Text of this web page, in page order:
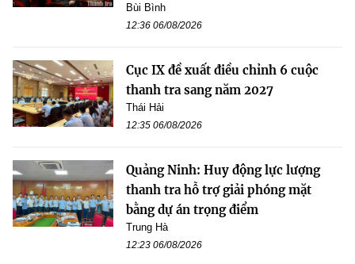
Bùi Bình
12:36 06/08/2026
Cục IX đề xuất điều chỉnh 6 cuộc
thanh tra sang năm 2027
Thái Hải
12:35 06/08/2026
Quảng Ninh: Huy động lực lượng
thanh tra hỗ trợ giải phóng mặt
bằng dự án trọng điểm
Trung Hà
12:23 06/08/2026